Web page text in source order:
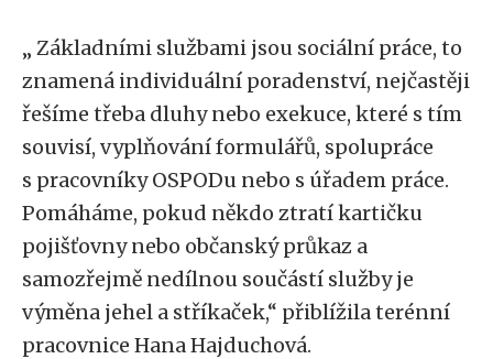
„ Základními službami jsou sociální práce, to
znamená individuální poradenství, nejčastěji
řešíme třeba dluhy nebo exekuce, které s tím
souvisí, vyplňování formulářů, spolupráce
s pracovníky OSPODu nebo s úřadem práce.
Pomáháme, pokud někdo ztratí kartičku
pojišťovny nebo občanský průkaz a
samozřejmě nedílnou součástí služby je
výměna jehel a stříkaček,“ přiblížila terénní
pracovnice Hana Hajduchová.